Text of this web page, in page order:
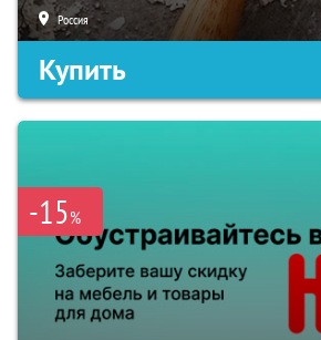
Россия
Купить
-15%